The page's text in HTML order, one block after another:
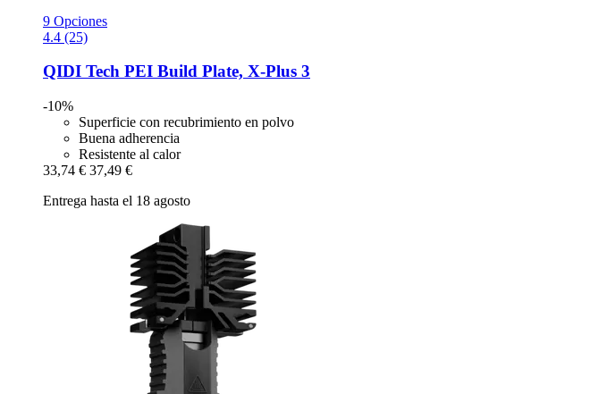
9 Opciones
4.4 (25)
QIDI Tech PEI Build Plate, X-​Plus 3
-10%
Superficie con recubrimiento en polvo
Buena adherencia
Resistente al calor
33,74 € 37,49 €
Entrega hasta el 18 agosto